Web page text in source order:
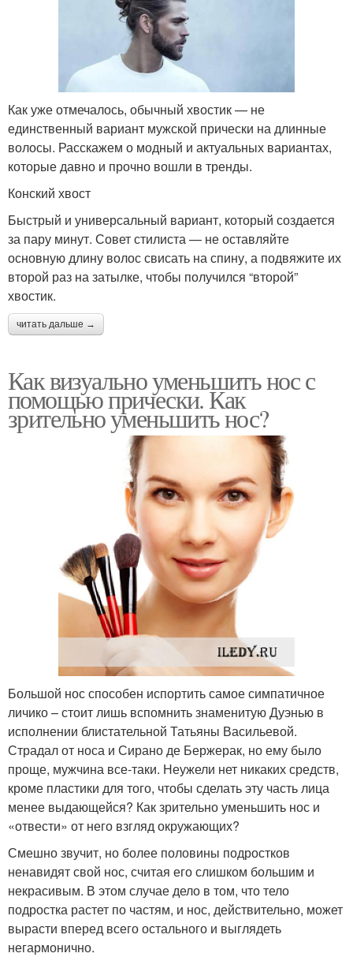
Как уже отмечалось, обычный хвостик — не
единственный вариант мужской прически на длинные
волосы. Расскажем о модный и актуальных вариантах,
которые давно и прочно вошли в тренды.
Конский хвост
Быстрый и универсальный вариант, который создается
за пару минут. Совет стилиста — не оставляйте
основную длину волос свисать на спину, а подвяжите их
второй раз на затылке, чтобы получился “второй”
хвостик.
читать дальше →
Как визуально уменьшить нос с
помощью прически. Как
зрительно уменьшить нос?
Большой нос способен испортить самое симпатичное
личико – стоит лишь вспомнить знаменитую Дуэнью в
исполнении блистательной Татьяны Васильевой.
Страдал от носа и Сирано де Бержерак, но ему было
проще, мужчина все-таки. Неужели нет никаких средств,
кроме пластики для того, чтобы сделать эту часть лица
менее выдающейся? Как зрительно уменьшить нос и
«отвести» от него взгляд окружающих?
Смешно звучит, но более половины подростков
ненавидят свой нос, считая его слишком большим и
некрасивым. В этом случае дело в том, что тело
подростка растет по частям, и нос, действительно, может
вырасти вперед всего остального и выглядеть
негармонично.